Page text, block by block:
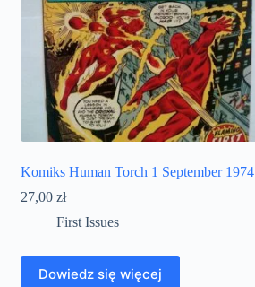
Komiks Human Torch 1 September 1974
27,00 zł
First Issues
Dowiedz się więcej